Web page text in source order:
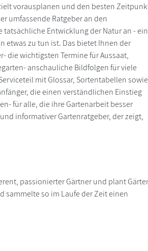
vorausplanen und den besten
umfassende Ratgeber an den
Entwicklung der Natur an - ein
etwas zu tun ist. Das bietet Ihnen der
die wichtigsten Termine für Aussaat,
anschauliche Bildfolgen für viele
mit Glossar, Sortentabellen sowie
die einen verständlichen Einstieg
für alle, die ihre Gartenarbeit besser
informativer Gartenratgeber, der zeigt,
passionierter Gärtner und plant
sammelte so im Laufe der Zeit einen